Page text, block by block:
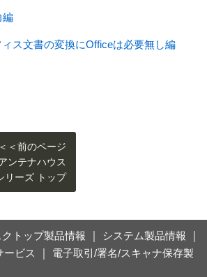
編
ス文書の変換にOfficeは必要無し編
＜＜前のページ
ンテナハウス
リーズ トップ
クトップ製品情報 システム製品情報
ービス
電子取引/署名/スキャナ保存製